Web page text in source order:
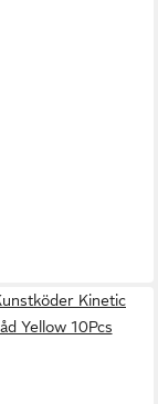
Kinetic
Yellow 10Pcs